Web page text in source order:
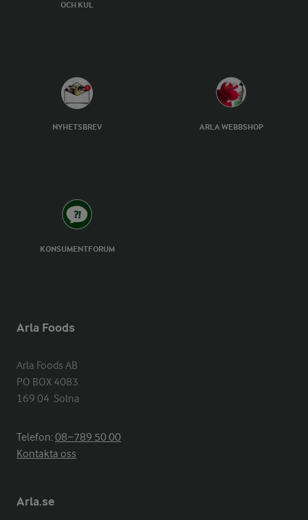
OCH KUL
NYHETSBREV ARLA WEBBSHOP
KONSUMENTFORUM
Arla Foods
Arla Foods AB
PO BOX 4083
169 04  Solna
Telefon:08−789 50 00
Kontakta oss
Arla.se